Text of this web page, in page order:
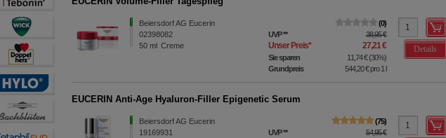
teilweise an Dritte wie z.B. Google oder soziale Medien übertragen werden.
Beiersdorf AG Eucerin
02398082
50 ml Creme
0
UVP** 38,95 €
Unser Preis* 27,21 €
Sie sparen 11,74 €(30%)
Grundpreis
544,20 €pro 1 l
Details
EUCERIN Anti-Age Hyaluron-Filler Epigenetic Serum
Beiersdorf AG Eucerin
19169931
75
UVP** 54,95 €